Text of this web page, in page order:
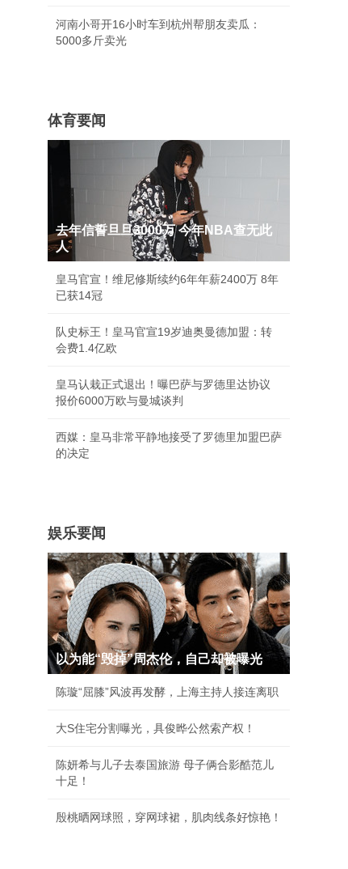
河南小哥开16小时车到杭州帮朋友卖瓜：
5000多斤卖光
体育要闻
去年信誓旦旦3000万 今年NBA查无此
人
皇马官宣！维尼修斯续约6年年薪2400万 8年
已获14冠
队史标王！皇马官宣19岁迪奥曼德加盟：转
会费1.4亿欧
皇马认栽正式退出！曝巴萨与罗德里达协议
报价6000万欧与曼城谈判
西媒：皇马非常平静地接受了罗德里加盟巴萨
的决定
娱乐要闻
以为能“毁掉”周杰伦，自己却被曝光
陈璇“屈膝”风波再发酵，上海主持人接连离职
大S住宅分割曝光，具俊晔公然索产权！
陈妍希与儿子去泰国旅游 母子俩合影酷范儿
十足！
殷桃晒网球照，穿网球裙，肌肉线条好惊艳！